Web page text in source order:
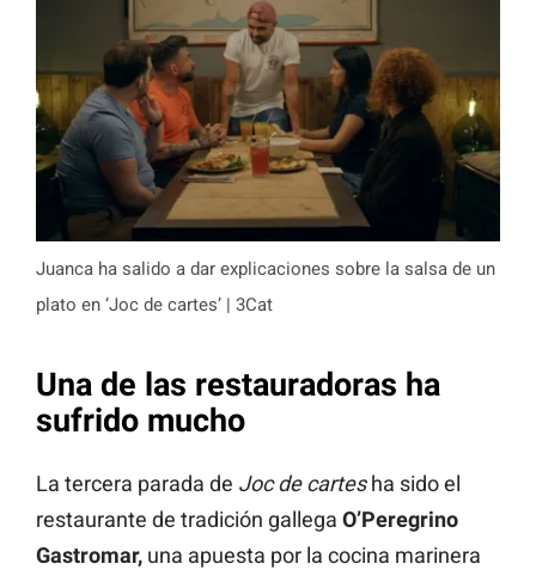
Juanca ha salido a dar explicaciones sobre la salsa de un
plato en ‘Joc de cartes’ | 3Cat
Una de las restauradoras ha
sufrido mucho
La tercera parada de Joc de cartesha sido el
restaurante de tradición gallega O’Peregrino
Gastromar, una apuesta por la cocina marinera